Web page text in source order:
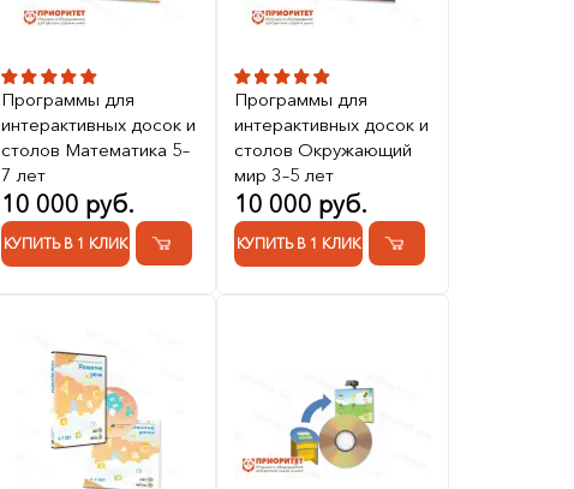
Программы для
интерактивных досок и
столов Математика 5–
7 лет
10 000 руб.
КУПИТЬ В 1 КЛИК
Программы для
интерактивных досок и
столов Окружающий
мир 3–5 лет
10 000 руб.
КУПИТЬ В 1 КЛИК